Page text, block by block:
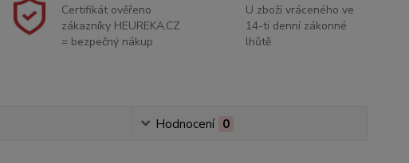
Certifikát ověřeno
zákazníky HEUREKA.CZ
= bezpečný nákup
U zboží vráceného ve
14-ti denní zákonné
lhůtě
Hodnocení 0